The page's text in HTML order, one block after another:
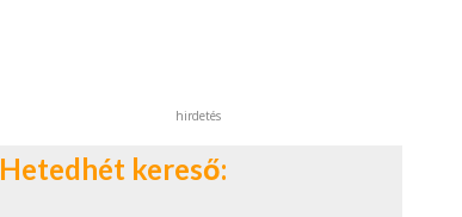
hirdetés
Hetedhét kereső: